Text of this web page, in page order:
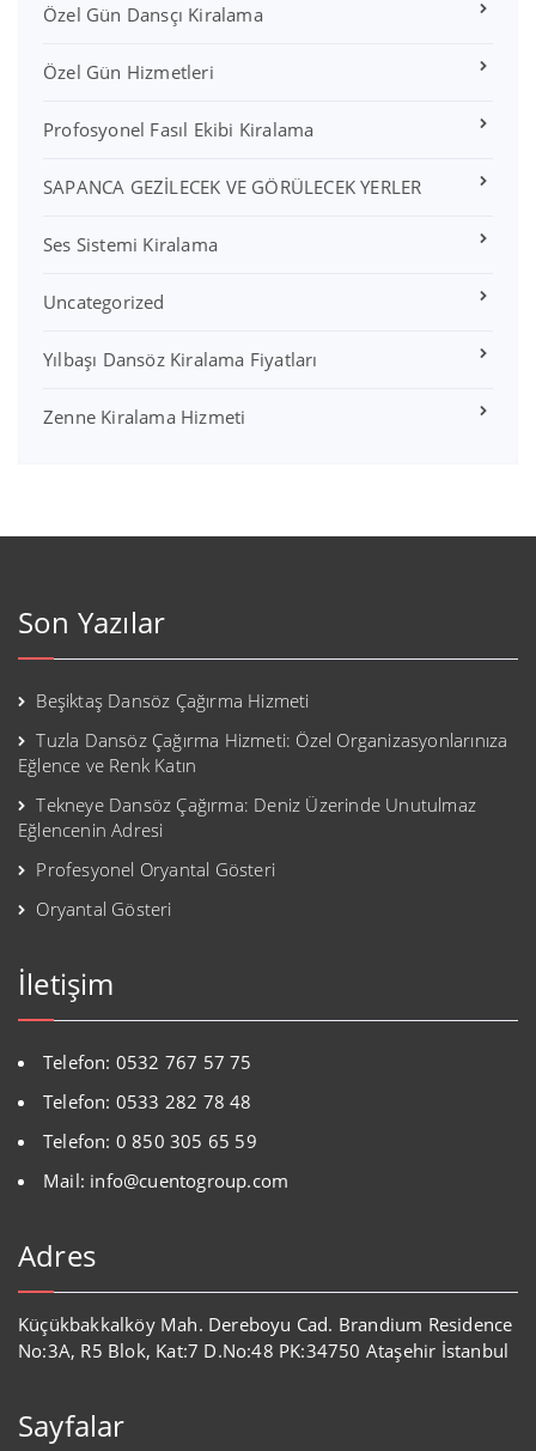
Özel Gün Dansçı Kiralama
Özel Gün Hizmetleri
Profosyonel Fasıl Ekibi Kiralama
SAPANCA GEZİLECEK VE GÖRÜLECEK YERLER
Ses Sistemi Kiralama
Uncategorized
Yılbaşı Dansöz Kiralama Fiyatları
Zenne Kiralama Hizmeti
Son Yazılar
Beşiktaş Dansöz Çağırma Hizmeti
Tuzla Dansöz Çağırma Hizmeti: Özel Organizasyonlarınıza
Eğlence ve Renk Katın
Tekneye Dansöz Çağırma: Deniz Üzerinde Unutulmaz
Eğlencenin Adresi
Profesyonel Oryantal Gösteri
Oryantal Gösteri
İletişim
Telefon: 0532 767 57 75
Telefon: 0533 282 78 48
Telefon: 0 850 305 65 59
Mail: info@cuentogroup.com
Adres
Küçükbakkalköy Mah. Dereboyu Cad. Brandium Residence
No:3A, R5 Blok, Kat:7 D.No:48 PK:34750 Ataşehir İstanbul
Sayfalar